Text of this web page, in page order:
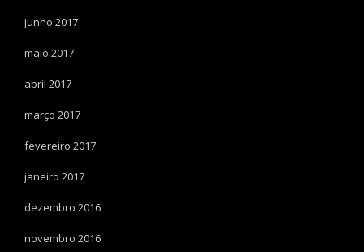
junho 2017
maio 2017
abril 2017
março 2017
fevereiro 2017
janeiro 2017
dezembro 2016
novembro 2016